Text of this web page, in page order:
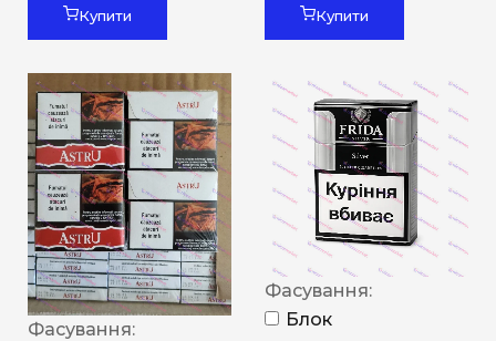
Купити Купити
Фасування:
Фасування:
Блок